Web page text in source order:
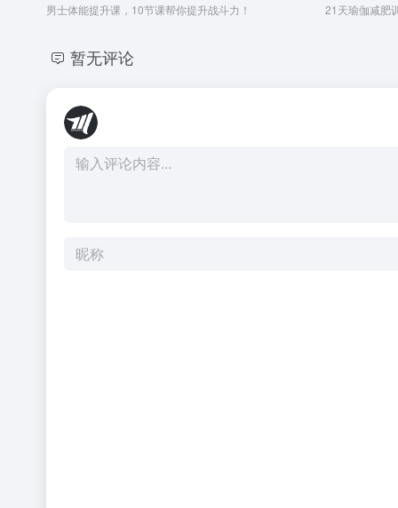
男士体能提升课，10节课帮你提升战斗力！
暂无评论